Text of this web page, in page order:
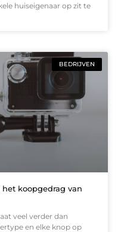
huiseigenaar op zit te
BEDRIJVEN
koopgedrag van
veel verder dan
en elke knop op